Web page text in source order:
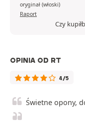
oryginał (włoski)
Raport
Czy
OPINIA OD RT
4/5
Świetne opony,